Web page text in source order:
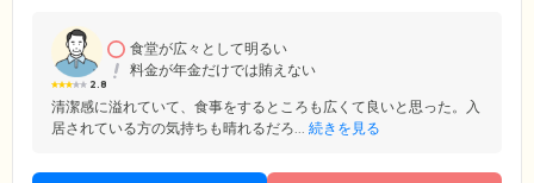
2.8
食堂が広々として明るい
料金が年金だけでは賄えない
清潔感に溢れていて、食事をするところも広くて良いと思った。入
居されている方の気持ちも晴れるだろ... 続きを見る